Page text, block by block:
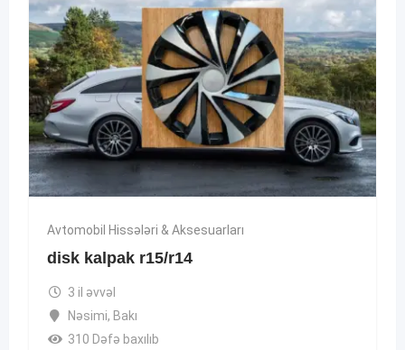
Avtomobil Hissələri & Aksesuarları
disk kalpak r15/r14
3 il əvvəl
Nəsimi, Bakı
310 Dəfə baxılıb